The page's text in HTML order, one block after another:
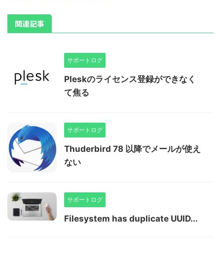
関連記事
サポートログ
Pleskのライセンス登録ができなく
て焦る
サポートログ
Thuderbird 78 以降でメールが使え
ない
サポートログ
Filesystem has duplicate UUID...